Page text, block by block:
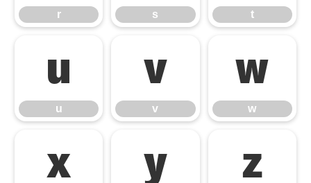
r s t
u
u
v
v
w
w
x y z